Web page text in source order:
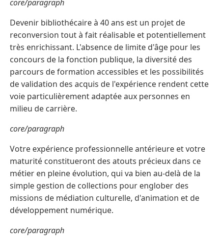
core/paragraph
Devenir bibliothécaire à 40 ans est un projet de
reconversion tout à fait réalisable et potentiellement
très enrichissant. L'absence de limite d'âge pour les
concours de la fonction publique, la diversité des
parcours de formation accessibles et les possibilités
de validation des acquis de l'expérience rendent cette
voie particulièrement adaptée aux personnes en
milieu de carrière.
core/paragraph
Votre expérience professionnelle antérieure et votre
maturité constitueront des atouts précieux dans ce
métier en pleine évolution, qui va bien au-delà de la
simple gestion de collections pour englober des
missions de médiation culturelle, d'animation et de
développement numérique.
core/paragraph